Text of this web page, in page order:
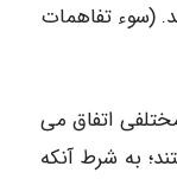
(سوء تفاهمات
اتفاق می
به شرط آن­که